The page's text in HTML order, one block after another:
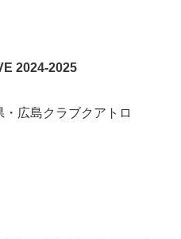
2024-2025
広島クラブクアトロ